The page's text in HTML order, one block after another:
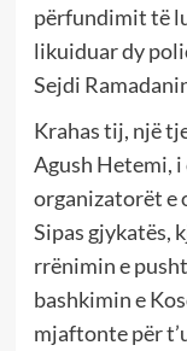
përfundimit të
likuiduar dy
Sejdi
Krahas tij, një
Agush Hetemi,
organizatorët e
Sipas gjykatës,
rrënimin e
bashkimin e
mjaftonte për